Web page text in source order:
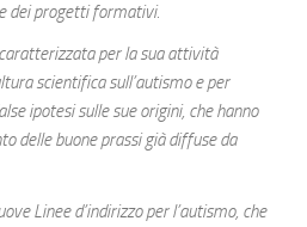
dei progetti formativi.
per la sua attività
scientifica sull’autismo e per
ipotesi sulle sue origini, che hanno
delle buone prassi già diffuse da
Linee d’indirizzo per l’autismo, che